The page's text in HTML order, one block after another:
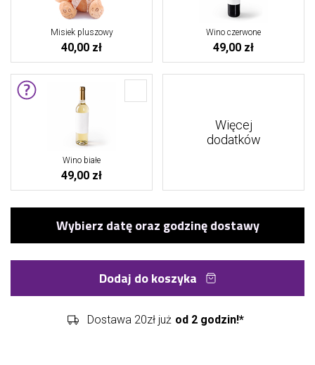
Misiek pluszowy
40,00 zł
Wino czerwone
49,00 zł
Wino białe
49,00 zł
Więcej
dodatków
Dodaj do koszyka
Dostawa 20zł już od 2 godzin!*